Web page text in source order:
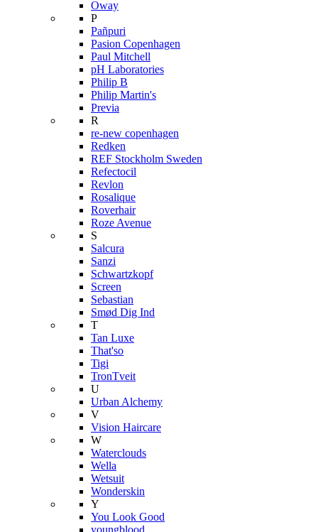
Oway
P
Pañpuri
Pasion Copenhagen
Paul Mitchell
pH Laboratories
Philip B
Philip Martin's
Previa
R
re-new copenhagen
Redken
REF Stockholm Sweden
Refectocil
Revlon
Rosalique
Roverhair
Roze Avenue
S
Salcura
Sanzi
Schwartzkopf
Screen
Sebastian
Smød Dig Ind
T
Tan Luxe
That'so
Tigi
TronTveit
U
Urban Alchemy
V
Vision Haircare
W
Waterclouds
Wella
Wetsuit
Wonderskin
Y
You Look Good
youngblood